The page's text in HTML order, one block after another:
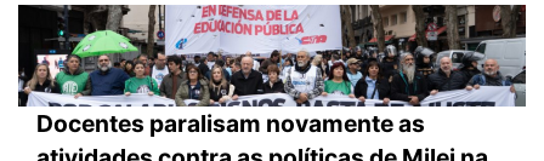
Docentes paralisam novamente as